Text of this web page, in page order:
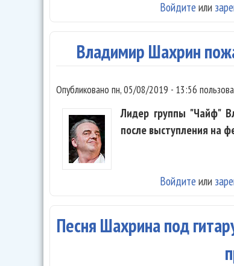
Войдите или
Владимир Шахрин
Опубликовано пн, 05/08/2019 - 13:56
Лидер группы "Чайф"
после выступления на
Войдите или
Песня Шахрина под